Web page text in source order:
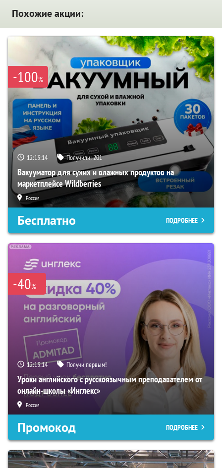
Похожие акции:
-100%
12:13:13 Получили:201
Вакууматор для сухих и влажных продуктов на
маркетплейсе Wildberries
Россия
Бесплатно ПОДРОБНЕЕ
-40%
12:13:13 Получи первым!
Уроки английского с русскоязычным преподавателем от
онлайн-школы «Инглекс»
Россия
Промокод ПОДРОБНЕЕ